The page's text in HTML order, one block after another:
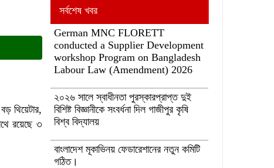
থিয়েটার,
রয়েছে ৩
সর্বশেষ খবর
German MNC FLORETT
conducted a Supplier Development
workshop Program on Bangladesh
Labour Law (Amendment) 2026
২০২৬ সালে স্বাধীনতা পুরস্কারপ্রাপ্ত দুই
বিশিষ্ট বিজ্ঞানীকে সংবর্ধনা দিল গাজীপুর কৃষি
বিশ্ব বিদ্যালয়
বাংলাদেশ মূকাভিনয় ফেডারেশানের নতুন কমিটি
গঠিত।